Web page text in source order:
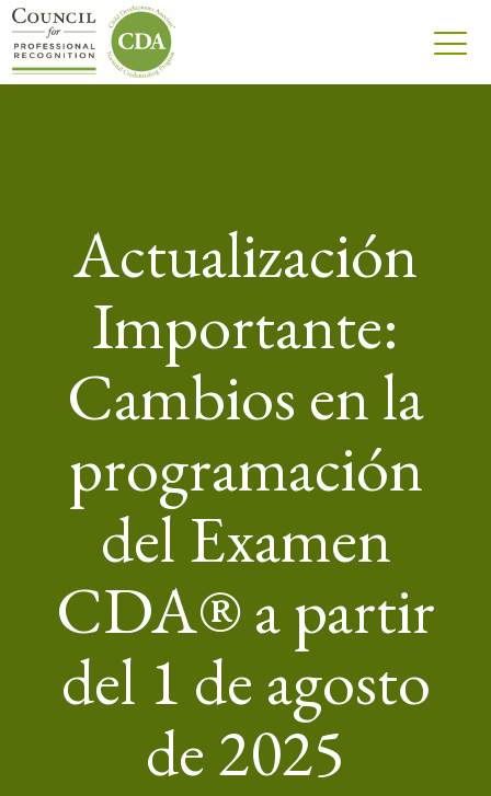
Actualización
Importante:
Cambios en la
programación
del Examen
CDA® a partir
del 1 de agosto
de 2025